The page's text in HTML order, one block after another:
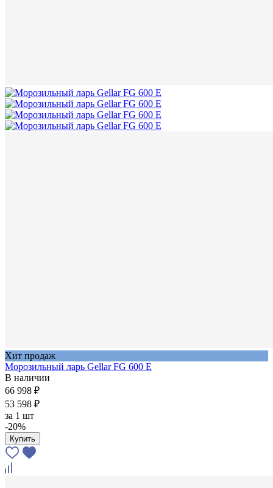
Хит продаж
Морозильный ларь Gellar FG 600 E
В наличии
66 998 ₽
53 598 ₽
за 1 шт
-20%
Купить